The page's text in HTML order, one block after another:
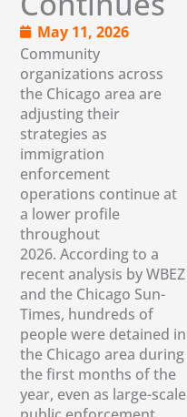
May 11, 2026
Community
organizations across
the Chicago area are
adjusting their
strategies as
immigration
enforcement
operations continue at
a lower profile
throughout
2026. According to a
recent analysis by WBEZ
and the Chicago Sun-
Times, hundreds of
people were detained in
the Chicago area during
the first months of the
year, even as large-scale